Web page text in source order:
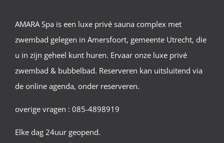
AMARA Spa is een luxe privé sauna complex met
zwembad gelegen in Amersfoort, gemeente Utrecht, die
u in zijn geheel kunt huren. Ervaar onze luxe privé
zwembad & bubbelbad. Reserveren kan uitsluitend via
de online agenda, onder reserveren.
overige vragen : 085-4898919
Elke dag 24uur geopend.